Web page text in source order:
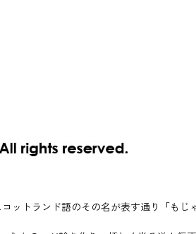
ットランド語のその名が表す通り「も